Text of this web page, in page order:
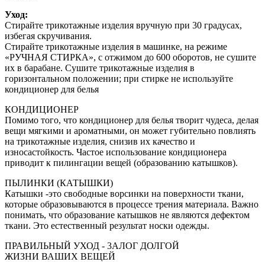
Уход:
Стирайте трикотажные изделия вручную при 30 градусах,
избегая скручивания.
Стирайте трикотажные изделия в машинке, на режиме
«РУЧНАЯ СТИРКА», с отжимом до 600 оборотов, не сушите
их в барабане. Сушите трикотажные изделия в
горизонтальном положении; при стирке не используйте
кондиционер для белья
КОНДИЦИОНЕР
Помимо того, что кондиционер для белья творит чудеса, делая
вещи мягкими и ароматными, он может губительно повлиять
на трикотажные изделия, снизив их качество и
износастойкость. Частое использование кондиционера
приводит к пилингации вещей (образованию катышков).
ПЫЛИНКИ (КАТЫШКИ)
Катышки -это свободные ворсинки на поверхности ткани,
которые образовываются в процессе трения материала. Важно
понимать, что образование катышков не являются дефектом
ткани. Это естественный результат носки одежды.
ПРАВИЛЬНЫЙ УХОД - 3АЛОГ ДОЛГОЙ
ЖИЗНИ ВАШИХ ВЕЩЕЙ